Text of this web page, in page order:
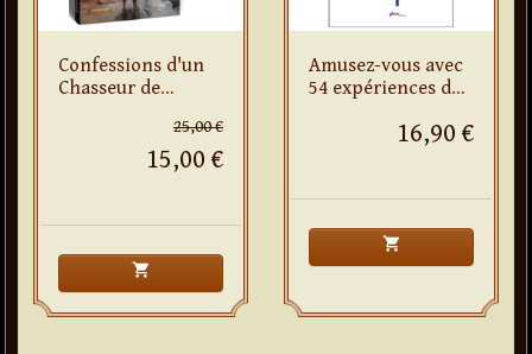
Confessions d'un
Chasseur de
25,00 €
15,00 €
shopping_cart
Amusez-vous avec
54 expériences de
16,90 €
shopping_cart